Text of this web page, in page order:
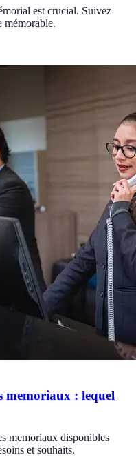
est crucial. Suivez
mémorable.
memoriaux : lequel
memoriaux disponibles
et souhaits.